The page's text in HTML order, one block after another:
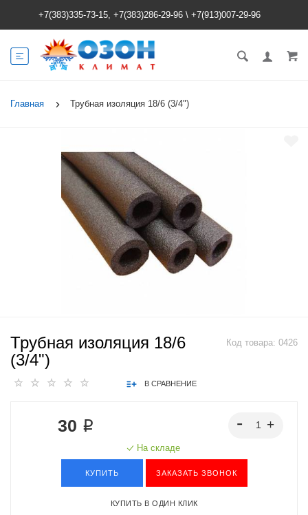
+7(383)335-73-15, +7(383)286-29-96 \ +7(913)007-29-96
Главная Трубная изоляция 18/6 (3/4")
Код товара: 0426
Трубная изоляция 18/6
(3/4")
В СРАВНЕНИЕ
30 ₽
На складе
КУПИТЬ ЗАКАЗАТЬ ЗВОНОК
КУПИТЬ В ОДИН КЛИК